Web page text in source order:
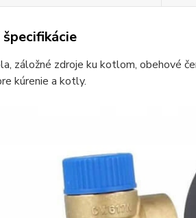
záložné zdroje ku kotlom, obehové
kúrenie a kotly.